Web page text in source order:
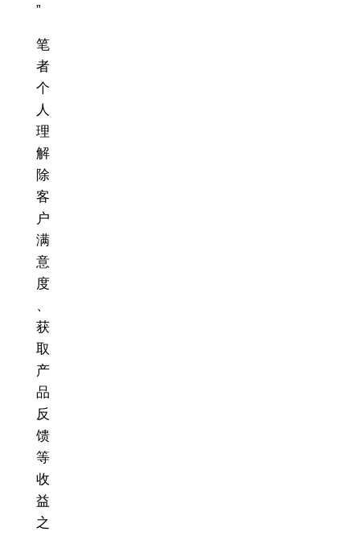
”
笔
者
个
人
理
解
除
客
户
满
意
度
、
获
取
产
品
反
馈
等
收
益
之